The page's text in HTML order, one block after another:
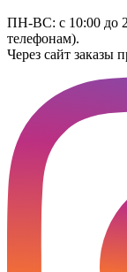
ПН-ВС: с 10:00 до
телефонам).
Через сайт заказы